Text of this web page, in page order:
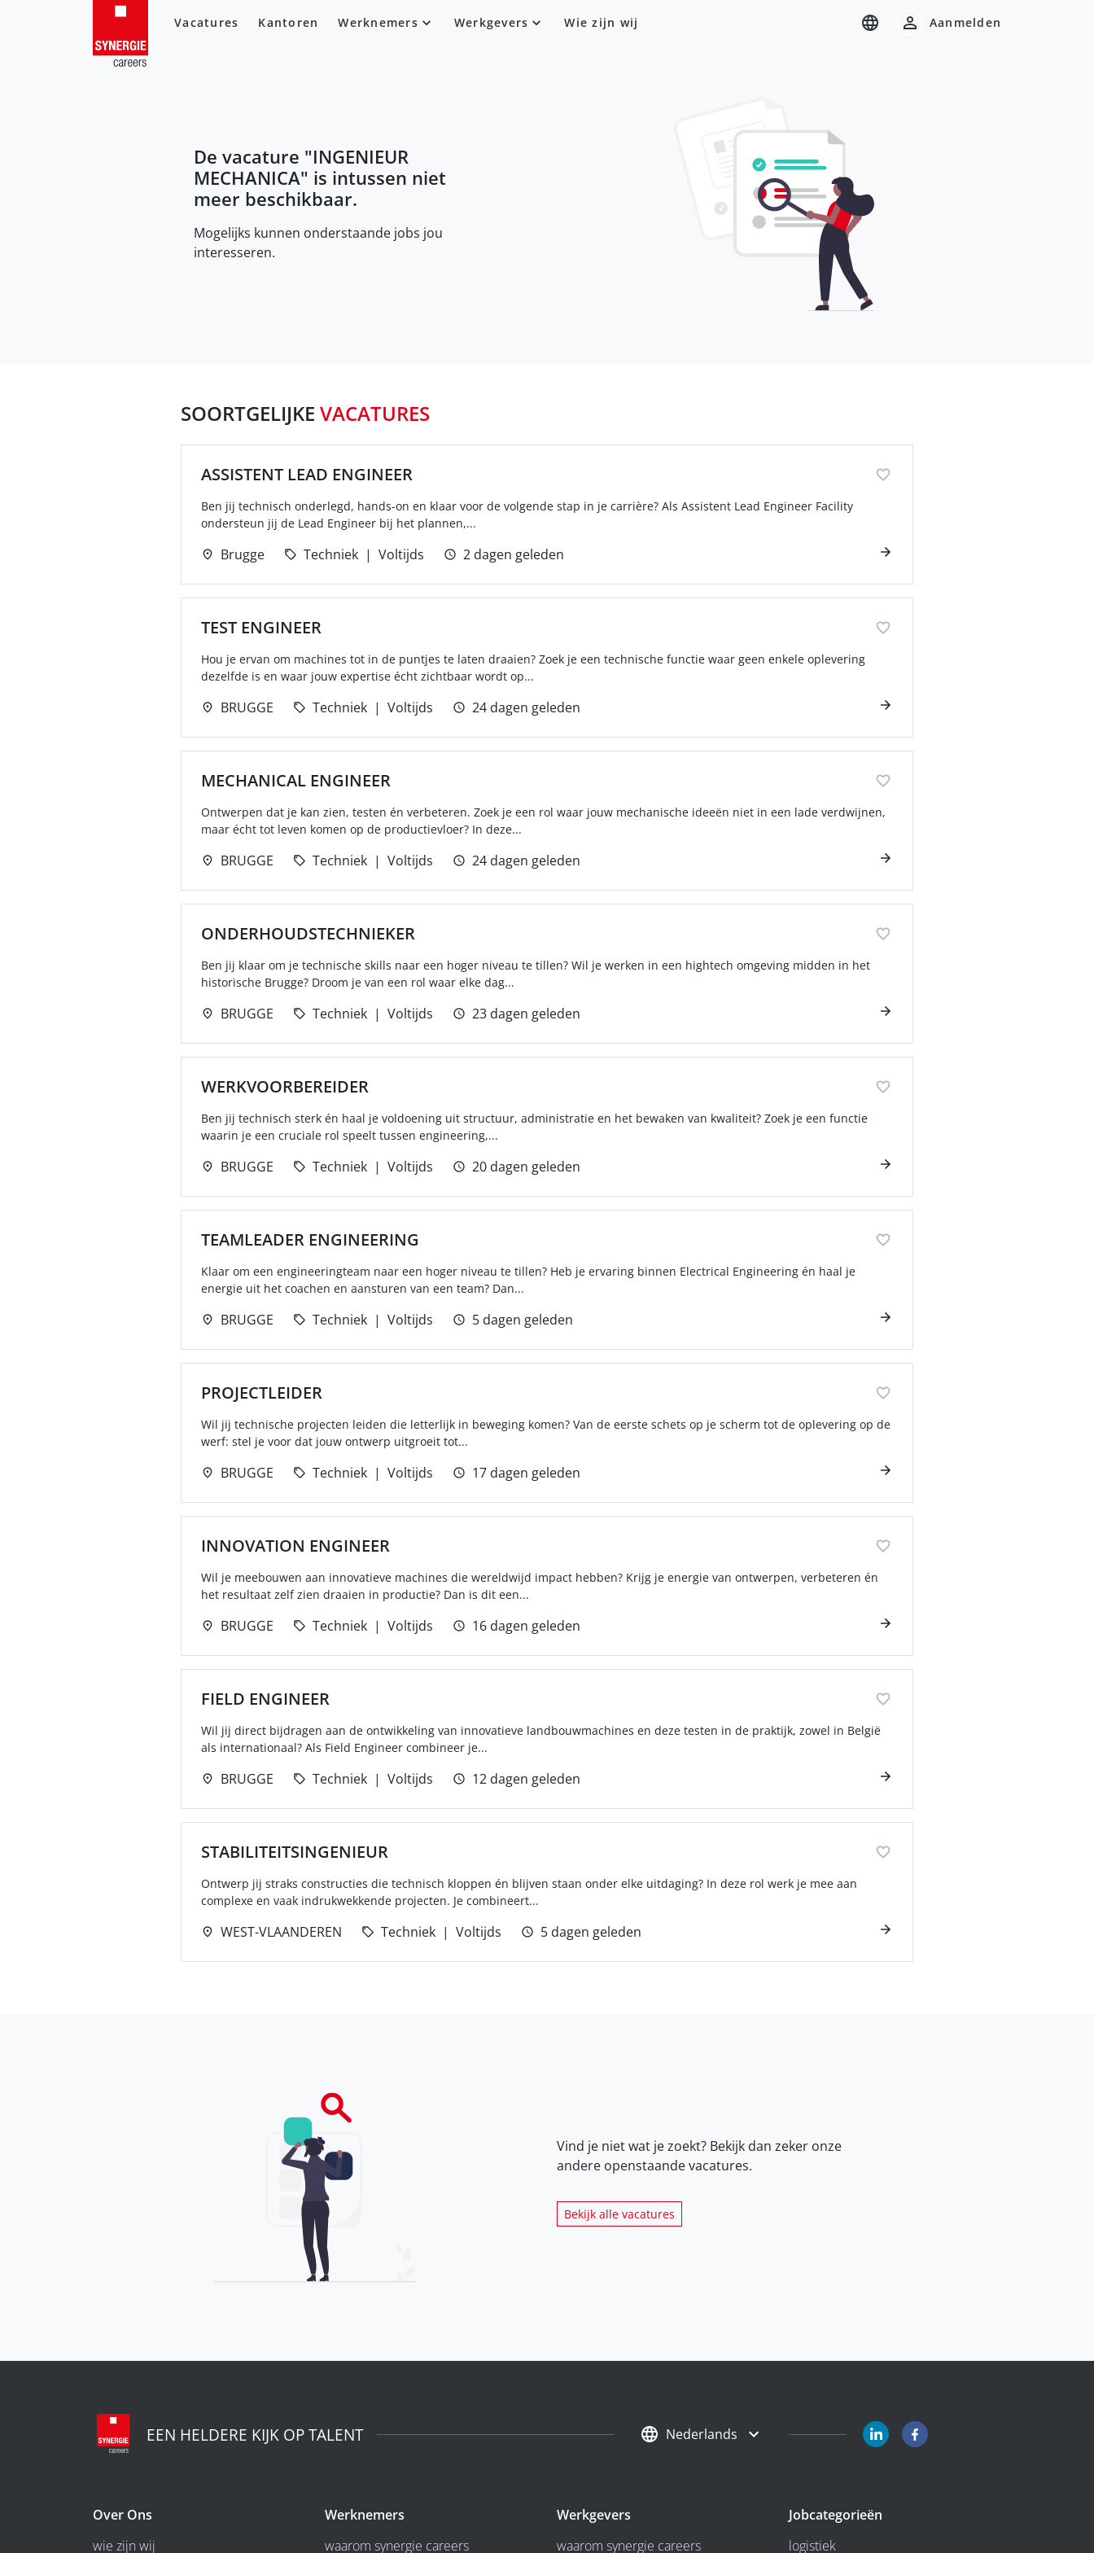
Vacatures Kantoren Werknemers Werkgevers Wie zijn wij Aanmelden
De vacature "INGENIEUR
MECHANICA" is intussen niet
meer beschikbaar.
Mogelijks kunnen onderstaande jobs jou
interesseren.
SOORTGELIJKE VACATURES
ASSISTENT LEAD ENGINEER
Ben jij technisch onderlegd, hands-on en klaar voor de volgende stap in je carrière? Als Assistent Lead Engineer Facility
ondersteun jij de Lead Engineer bij het plannen,...
Brugge Techniek Voltijds 2 dagen geleden
TEST ENGINEER
Hou je ervan om machines tot in de puntjes te laten draaien? Zoek je een technische functie waar geen enkele oplevering
dezelfde is en waar jouw expertise écht zichtbaar wordt op...
BRUGGE Techniek Voltijds 24 dagen geleden
MECHANICAL ENGINEER
Ontwerpen dat je kan zien, testen én verbeteren. Zoek je een rol waar jouw mechanische ideeën niet in een lade verdwijnen,
maar écht tot leven komen op de productievloer? In deze...
BRUGGE Techniek Voltijds 24 dagen geleden
ONDERHOUDSTECHNIEKER
Ben jij klaar om je technische skills naar een hoger niveau te tillen? Wil je werken in een hightech omgeving midden in het
historische Brugge? Droom je van een rol waar elke dag...
BRUGGE Techniek Voltijds 23 dagen geleden
WERKVOORBEREIDER
Ben jij technisch sterk én haal je voldoening uit structuur, administratie en het bewaken van kwaliteit? Zoek je een functie
waarin je een cruciale rol speelt tussen engineering,...
BRUGGE Techniek Voltijds 20 dagen geleden
TEAMLEADER ENGINEERING
Klaar om een engineeringteam naar een hoger niveau te tillen? Heb je ervaring binnen Electrical Engineering én haal je
energie uit het coachen en aansturen van een team? Dan...
BRUGGE Techniek Voltijds 5 dagen geleden
PROJECTLEIDER
Wil jij technische projecten leiden die letterlijk in beweging komen? Van de eerste schets op je scherm tot de oplevering op de
werf: stel je voor dat jouw ontwerp uitgroeit tot...
BRUGGE Techniek Voltijds 17 dagen geleden
INNOVATION ENGINEER
Wil je meebouwen aan innovatieve machines die wereldwijd impact hebben? Krijg je energie van ontwerpen, verbeteren én
het resultaat zelf zien draaien in productie? Dan is dit een...
BRUGGE Techniek Voltijds 16 dagen geleden
FIELD ENGINEER
Wil jij direct bijdragen aan de ontwikkeling van innovatieve landbouwmachines en deze testen in de praktijk, zowel in België
als internationaal? Als Field Engineer combineer je...
BRUGGE Techniek Voltijds 12 dagen geleden
STABILITEITSINGENIEUR
Ontwerp jij straks constructies die technisch kloppen én blijven staan onder elke uitdaging? In deze rol werk je mee aan
complexe en vaak indrukwekkende projecten. Je combineert...
WEST-VLAANDEREN Techniek Voltijds 5 dagen geleden
Vind je niet wat je zoekt? Bekijk dan zeker onze
andere openstaande vacatures.
Bekijk alle vacatures
EEN HELDERE KIJK OP TALENT Nederlands
Over Ons
wie zijn wij
Werknemers
waarom synergie careers
Werkgevers
waarom synergie careers
Jobcategorieën
logistiek